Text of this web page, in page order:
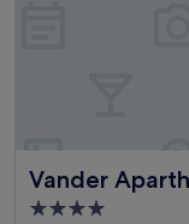
Vander
Vander
4.0-